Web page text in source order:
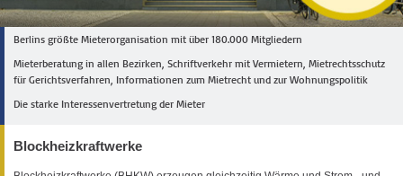
Berlins größte Mieterorganisation mit über 180.000 Mitgliedern
Mieterberatung in allen Bezirken, Schriftverkehr mit Vermietern, Mietrechtsschutz
für Gerichtsverfahren, Informationen zum Mietrecht und zur Wohnungspolitik
Die starke Interessenvertretung der Mieter
Blockheizkraftwerke